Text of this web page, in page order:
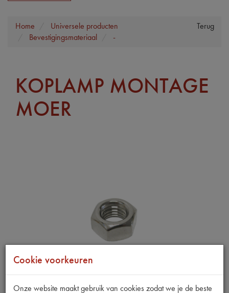
Terug
Home
Universele producten
Bevestigingsmateriaal
-
KOPLAMP MONTAGE
MOER
Cookie voorkeuren
Onze website maakt gebruik van cookies zodat we je de beste